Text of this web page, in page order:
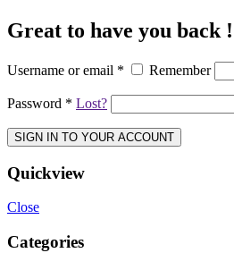
Great to have you back !
Username or email * Remember
Password * Lost?
SIGN IN TO YOUR ACCOUNT
Quickview
Close
Categories